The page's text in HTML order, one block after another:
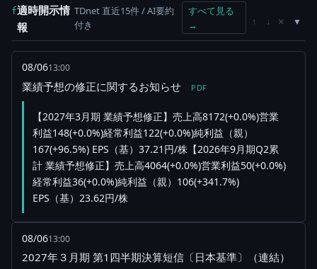
f適時開示情
報
TDnet 直近15件 / AI要約
付き
すべて見る
→
↑ ↓ ×
08/0613:00
業績予想の修正に関するお知らせ PDF
【2027年3月期 業績予想修正】売上高8172(+0.0%)営業
利益148(+0.0%)経常利益122(+0.0%)純利益（親）
167(+96.5%) EPS（基）37.21円/株【2026年9月期Q2累
計 業績予想修正】売上高4064(+0.0%)営業利益50(+0.0%)
経常利益36(+0.0%)純利益（親）106(+341.7%)
EPS（基）23.62円/株
08/0613:00
2027年３月期 第1四半期決算短信〔日本基準〕（連結）